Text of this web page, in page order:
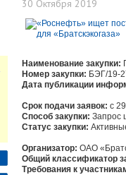
30 Октября 2019
Наименование закупки:
Номер закупки: БЭГ/19-
Дата публикации
Срок подачи заявок: c
Способ закупки: Запрос
Статус закупки:
Организатор: ОАО
Общий классификатор
Требования к